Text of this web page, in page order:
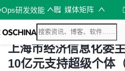
研发效能 媒体矩阵
上海市经济信息化委
10亿元支持超级个体